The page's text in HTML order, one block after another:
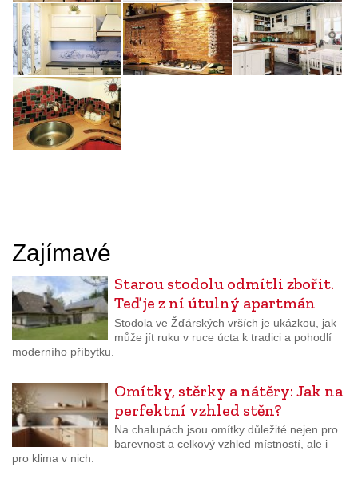
Zajímavé
Starou stodolu odmítli zbořit.
Teď je z ní útulný apartmán
Stodola ve Žďárských vrších je ukázkou, jak
může jít ruku v ruce úcta k tradici a pohodlí
moderního příbytku.
Omítky, stěrky a nátěry: Jak na
perfektní vzhled stěn?
Na chalupách jsou omítky důležité nejen pro
barevnost a celkový vzhled místností, ale i
pro klima v nich.